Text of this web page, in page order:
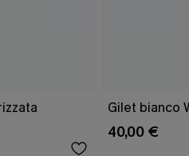
Gilet bianco
40,00 €